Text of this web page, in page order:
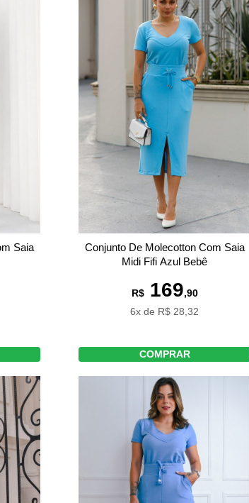
Saia
Conjunto De Molecotton Com Saia
Midi Fifi Azul Bebê
R$169,90
6x de R$ 28,32
COMPRAR